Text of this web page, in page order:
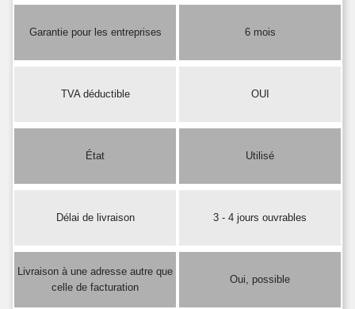
Garantie pour les entreprises 6 mois
TVA déductible OUI
État Utilisé
Délai de livraison 3 - 4 jours ouvrables
Livraison à une adresse autre que
celle de facturation
Oui, possible